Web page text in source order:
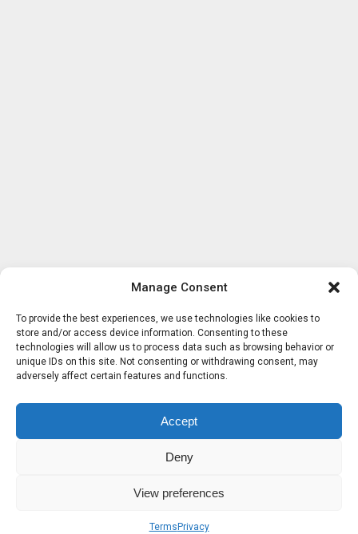
Manage Consent
To provide the best experiences, we use technologies like cookies to
store and/or access device information. Consenting to these
technologies will allow us to process data such as browsing behavior or
unique IDs on this site. Not consenting or withdrawing consent, may
adversely affect certain features and functions.
Accept
Deny
View preferences
Terms Privacy
Sobre nosotros Términos